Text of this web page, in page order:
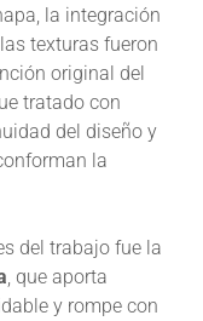
la integración
texturas fueron
original del
tratado con
del diseño y
la
del trabajo fue la
, que aporta
y rompe con